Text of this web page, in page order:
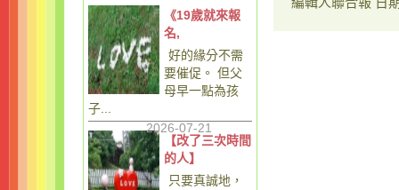
《19歲就來報
名,
好的緣分不需
要催促。 但父
母早一點為孩
子...
2026-07-21
【改了三次時間
的人】
只要真誠地，